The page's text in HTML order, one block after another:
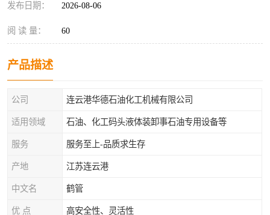
发布日期： 2026-08-06
阅 读 量： 60
产品描述
公司 连云港华德石油化工机械有限公司
适用领域 石油、化工码头液体装卸事石油专用设备等
服务 服务至上-品质求生存
产地 江苏连云港
中文名 鹤管
优 点 高安全性、灵活性